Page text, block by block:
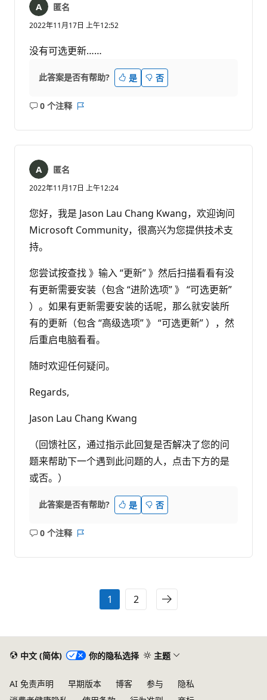
匿名
2022年11月17日 上午12:52
没有可选更新……
此答案是否有帮助? 是 否
0 个注释
无
匿名
2022年11月17日 上午12:24
您好，我是 Jason Lau Chang Kwang，欢迎询问
Microsoft Community，很高兴为您提供技术支
持。
您尝试按查找 》输入 “更新” 》然后扫描看看有没
有更新需要安装（包含 “进阶选项” 》 “可选更新”
）。如果有更新需要安装的话呢，那么就安装所
有的更新（包含 “高级选项” 》 “可选更新” ），然
后重启电脑看看。
随时欢迎任何疑问。
Regards,
Jason Lau Chang Kwang
（回馈社区，通过指示此回复是否解决了您的问
题来帮助下一个遇到此问题的人，点击下方的是
或否。）
此答案是否有帮助? 是 否
0 个注释
无
1 2
中文 (简体) 你的隐私选择 主题
AI 免责声明 早期版本 博客 参与
隐私